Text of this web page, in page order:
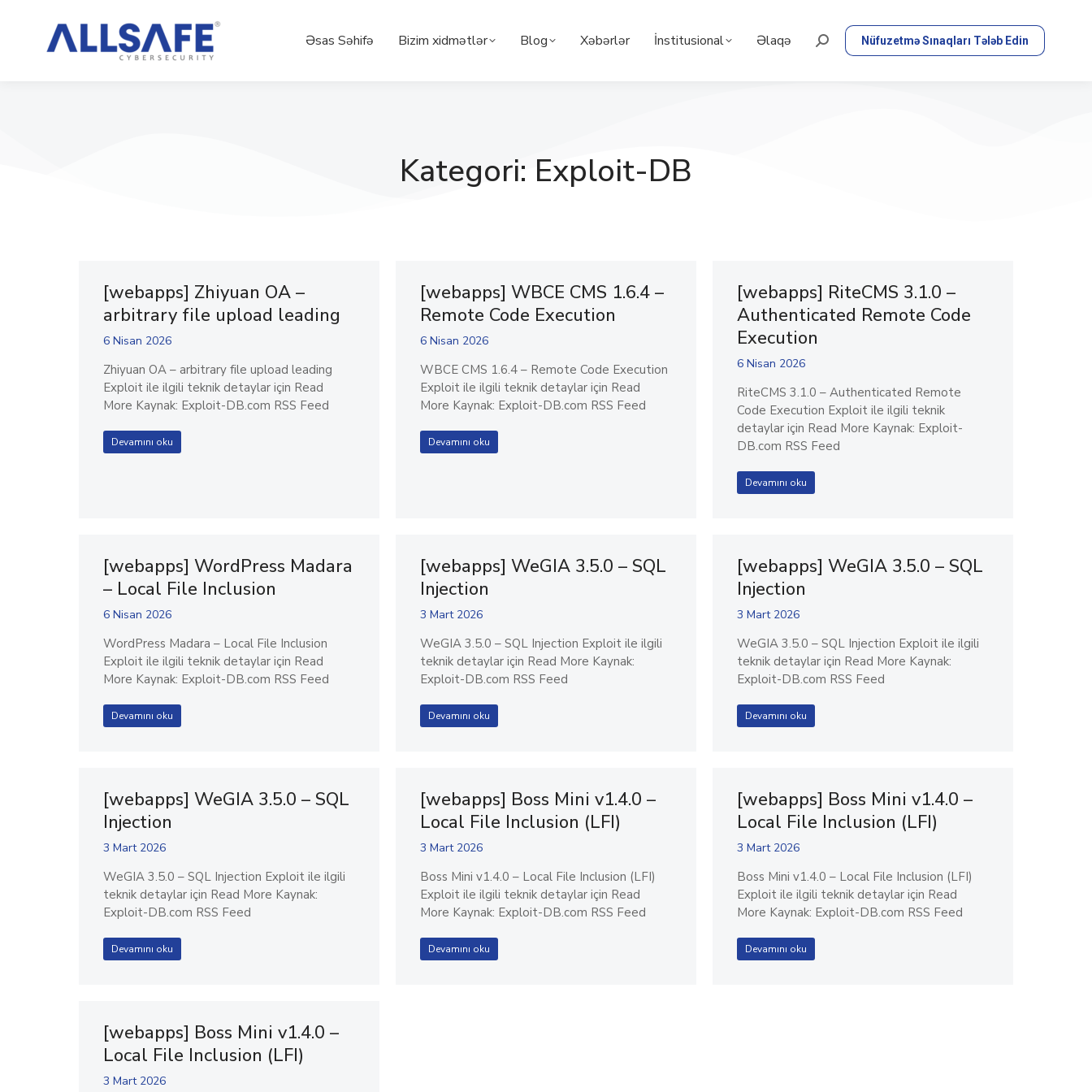
Əsas Səhifə Bizim xidmətlər Blog Xəbərlər İnstitusional Əlaqə Nüfuzetmə Sınaqları Tələb Edin
Kategori: Exploit-DB
[webapps] Zhiyuan OA –
arbitrary file upload leading
6 Nisan 2026
Zhiyuan OA – arbitrary file upload leading
Exploit ile ilgili teknik detaylar için Read
More Kaynak: Exploit-DB.com RSS Feed
Devamını oku
[webapps] WBCE CMS 1.6.4 –
Remote Code Execution
6 Nisan 2026
WBCE CMS 1.6.4 – Remote Code Execution
Exploit ile ilgili teknik detaylar için Read
More Kaynak: Exploit-DB.com RSS Feed
Devamını oku
[webapps] RiteCMS 3.1.0 –
Authenticated Remote Code
Execution
6 Nisan 2026
RiteCMS 3.1.0 – Authenticated Remote
Code Execution Exploit ile ilgili teknik
detaylar için Read More Kaynak: Exploit-
DB.com RSS Feed
Devamını oku
[webapps] WordPress Madara
– Local File Inclusion
6 Nisan 2026
WordPress Madara – Local File Inclusion
Exploit ile ilgili teknik detaylar için Read
More Kaynak: Exploit-DB.com RSS Feed
Devamını oku
[webapps] WeGIA 3.5.0 – SQL
Injection
3 Mart 2026
WeGIA 3.5.0 – SQL Injection Exploit ile ilgili
teknik detaylar için Read More Kaynak:
Exploit-DB.com RSS Feed
Devamını oku
[webapps] WeGIA 3.5.0 – SQL
Injection
3 Mart 2026
WeGIA 3.5.0 – SQL Injection Exploit ile ilgili
teknik detaylar için Read More Kaynak:
Exploit-DB.com RSS Feed
Devamını oku
[webapps] WeGIA 3.5.0 – SQL
Injection
3 Mart 2026
WeGIA 3.5.0 – SQL Injection Exploit ile ilgili
teknik detaylar için Read More Kaynak:
Exploit-DB.com RSS Feed
Devamını oku
[webapps] Boss Mini v1.4.0 –
Local File Inclusion (LFI)
3 Mart 2026
Boss Mini v1.4.0 – Local File Inclusion (LFI)
Exploit ile ilgili teknik detaylar için Read
More Kaynak: Exploit-DB.com RSS Feed
Devamını oku
[webapps] Boss Mini v1.4.0 –
Local File Inclusion (LFI)
3 Mart 2026
Boss Mini v1.4.0 – Local File Inclusion (LFI)
Exploit ile ilgili teknik detaylar için Read
More Kaynak: Exploit-DB.com RSS Feed
Devamını oku
[webapps] Boss Mini v1.4.0 –
Local File Inclusion (LFI)
3 Mart 2026